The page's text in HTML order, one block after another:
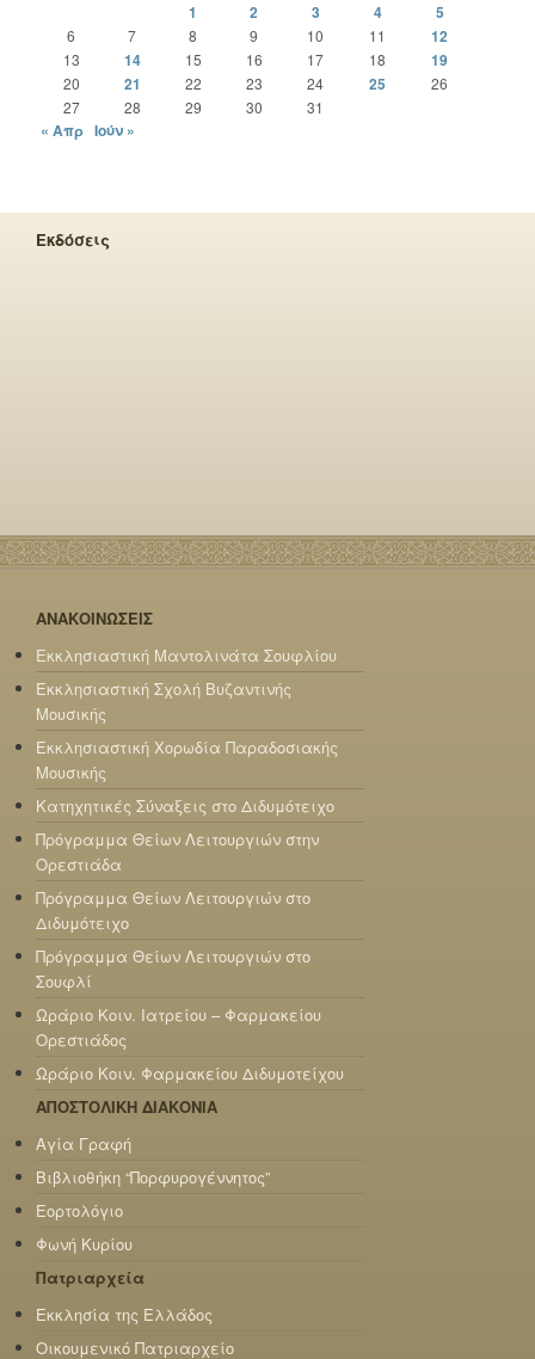
1
2 3 4 5
6 7 8 9 10 11 12
13 14 15 16 17 18 19
20 21 22 23 24 25
26
27
28 29 30 31
« Απρ Ιούν »
Εκδόσεις
ΑΝΑΚΟΙΝΩΣΕΙΣ
Εκκλησιαστική Μαντολινάτα Σουφλίου
Εκκλησιαστική Σχολή Βυζαντινής
Μουσικής
Εκκλησιαστική Χορωδία Παραδοσιακής
Μουσικής
Κατηχητικές Σύναξεις στο Διδυμότειχο
Πρόγραμμα Θείων Λειτουργιών στην
Ορεστιάδα
Πρόγραμμα Θείων Λειτουργιών στο
Διδυμότειχο
Πρόγραμμα Θείων Λειτουργιών στο
Σουφλί
Ωράριο Κοιν. Ιατρείου – Φαρμακείου
Ορεστιάδος
Ωράριο Κοιν. Φαρμακείου Διδυμοτείχου
ΑΠΟΣΤΟΛΙΚΗ ΔΙΑΚΟΝΙΑ
Αγία Γραφή
Βιβλιοθήκη “Πορφυρογέννητος”
Εορτολόγιο
Φωνή Κυρίου
Πατριαρχεία
Εκκλησία της Ελλάδος
Οικουμενικό Πατριαρχείο